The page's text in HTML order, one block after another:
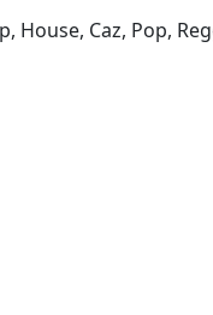
House, Caz, Pop,